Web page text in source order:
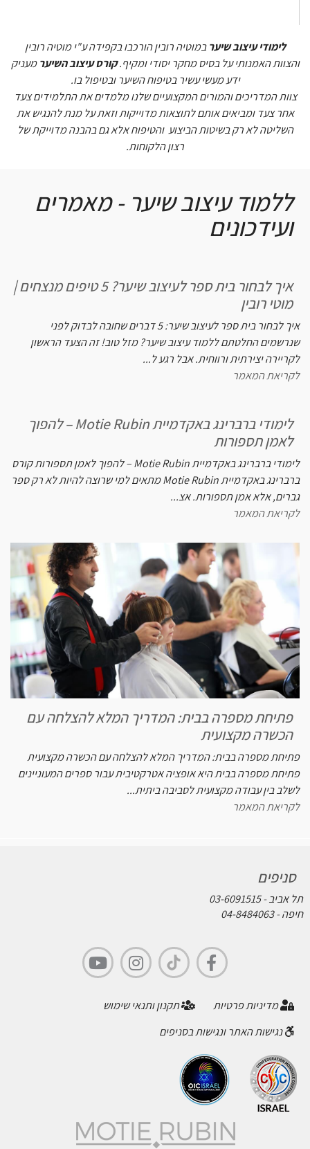
לימודי עיצוב שיערבמוטיה רובין הורכבו בקפידה ע"י מוטיה רובין
והצוות האמנותי על בסיס מחקר יסודי ומקיף.קורס עיצוב השיערמעניק
ידע מעשי עשיר בטיפוח השיער ובטיפול בו.
צוות המדריכים והמורים המקצועיים שלנו מלמדים את התלמידים צעד
אחר צעד ומביאים אותם לתוצאות מדוייקות וזאת על מנת להנגיש את
השליטה לא רק בשיטות הביצוע והטיפוח אלא גם בהבנה מדוייקת של
רצון הלקוחות.
ללמוד עיצוב שיער - מאמרים
ועידכונים
איך לבחור בית ספר לעיצוב שיער? 5 טיפים מנצחים |
מוטי רובין
איך לבחור בית ספר לעיצוב שיער: 5 דברים שחובה לבדוק לפני
שנרשמים החלטתם ללמוד עיצוב שיער? מזל טוב! זה הצעד הראשון
לקריירה יצירתית ורווחית. אבל רגע ל...
לקריאת המאמר
לימודי ברברינג באקדמיית Motie Rubin – להפוך
לאמן תספורות
לימודי ברברינג באקדמיית Motie Rubin – להפוך לאמן תספורות קורס
ברברינג באקדמיית Motie Rubin מתאים למי שרוצה להיות לא רק ספר
גברים, אלא אמן תספורות. אצ...
לקריאת המאמר
פתיחת מספרה בבית: המדריך המלא להצלחה עם
הכשרה מקצועית
פתיחת מספרה בבית: המדריך המלא להצלחה עם הכשרה מקצועית
פתיחת מספרה בבית היא אופציה אטרקטיבית עבור ספרים המעוניינים
לשלב בין עבודה מקצועית לסביבה ביתית...
לקריאת המאמר
סניפים
תל אביב-
03-6091515
חיפה-
04-8484063
מדיניות פרטיות
תקנון ותנאי שימוש
נגישות האתר ונגישות בסניפים